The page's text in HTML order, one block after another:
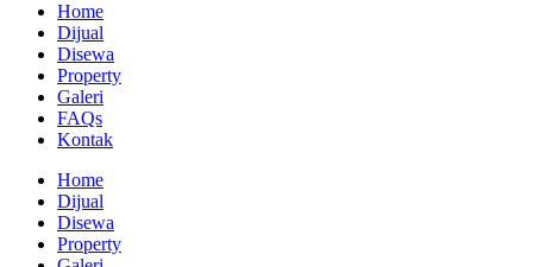
Home
Dijual
Disewa
Property
Galeri
FAQs
Kontak
Home
Dijual
Disewa
Property